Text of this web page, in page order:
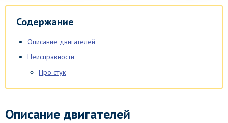
Содержание
Описание двигателей
Неисправности
Про стук
Описание двигателей